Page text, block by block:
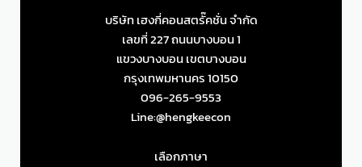
บริษัท เฮงกี่คอนสตรั๊คชั่น จำกัด
เลขที่ 227 ถนนบางบอน 1
แขวงบางบอน เขตบางบอน
กรุงเทพมหานคร 10150
096-265-9553
Line:@hengkeecon
เลือกภาษา